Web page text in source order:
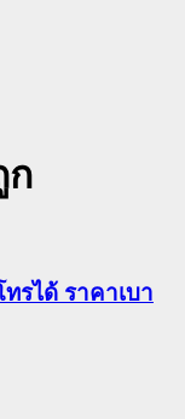
ก
รได้ ราคาเบา